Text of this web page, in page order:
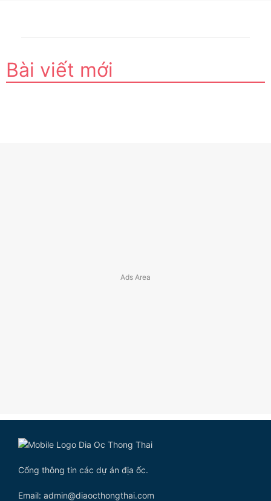
Bài viết mới
Cổng thông tin các dự án địa ốc.
Email: admin@diaocthongthai.com